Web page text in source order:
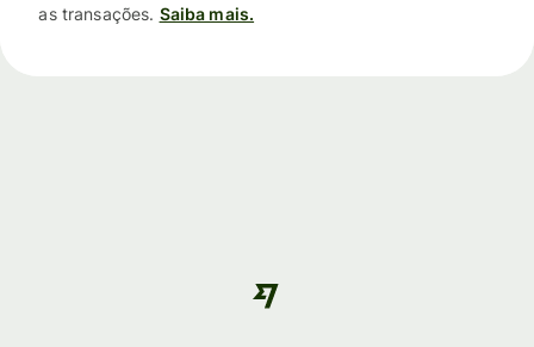
as transações. Saiba mais.